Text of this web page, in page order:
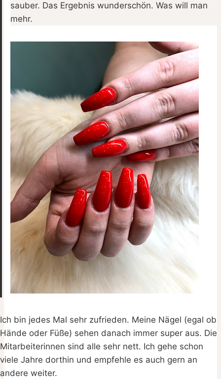
sauber. Das Ergebnis wunderschön. Was will man
mehr.
Ich bin jedes Mal sehr zufrieden. Meine Nägel (egal ob
Hände oder Füße) sehen danach immer super aus. Die
Mitarbeiterinnen sind alle sehr nett. Ich gehe schon
viele Jahre dorthin und empfehle es auch gern an
andere weiter.